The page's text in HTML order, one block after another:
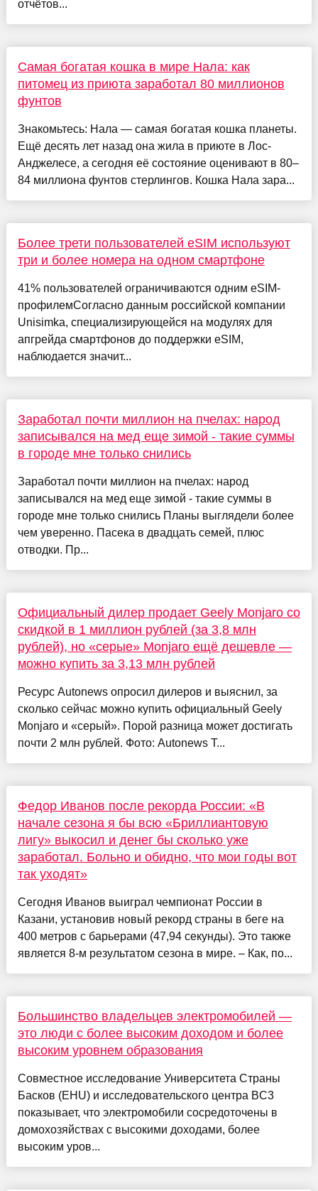
отчётов...
Самая богатая кошка в мире Нала: как
питомец из приюта заработал 80 миллионов
фунтов
Знакомьтесь: Нала — самая богатая кошка планеты.
Ещё десять лет назад она жила в приюте в Лос-
Анджелесе, а сегодня её состояние оценивают в 80–
84 миллиона фунтов стерлингов. Кошка Нала зара...
Более трети пользователей eSIM используют
три и более номера на одном смартфоне
41% пользователей ограничиваются одним eSIM-
профилемСогласно данным российской компании
Unisimka, специализирующейся на модулях для
апгрейда смартфонов до поддержки eSIM,
наблюдается значит...
Заработал почти миллион на пчелах: народ
записывался на мед еще зимой - такие суммы
в городе мне только снились
Заработал почти миллион на пчелах: народ
записывался на мед еще зимой - такие суммы в
городе мне только снились Планы выглядели более
чем уверенно. Пасека в двадцать семей, плюс
отводки. Пр...
Официальный дилер продает Geely Monjaro со
скидкой в 1 миллион рублей (за 3,8 млн
рублей), но «серые» Monjaro ещё дешевле —
можно купить за 3,13 млн рублей
Ресурс Autonews опросил дилеров и выяснил, за
сколько сейчас можно купить официальный Geely
Monjaro и «серый». Порой разница может достигать
почти 2 млн рублей. Фото: Autonews Т...
Федор Иванов после рекорда России: «В
начале сезона я бы всю «Бриллиантовую
лигу» выкосил и денег бы сколько уже
заработал. Больно и обидно, что мои годы вот
так уходят»
Сегодня Иванов выиграл чемпионат России в
Казани, установив новый рекорд страны в беге на
400 метров с барьерами (47,94 секунды). Это также
является 8-м результатом сезона в мире. – Как, по...
Большинство владельцев электромобилей —
это люди с более высоким доходом и более
высоким уровнем образования
Совместное исследование Университета Страны
Басков (EHU) и исследовательского центра BC3
показывает, что электромобили сосредоточены в
домохозяйствах с высокими доходами, более
высоким уров...